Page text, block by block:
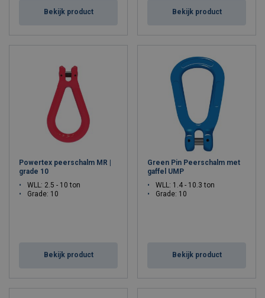
Bekijk product Bekijk product
Powertex peerschalm MR |
grade 10
WLL: 2.5 - 10 ton
Grade: 10
Bekijk product
Green Pin Peerschalm met
gaffel UMP
WLL: 1.4 - 10.3 ton
Grade: 10
Bekijk product